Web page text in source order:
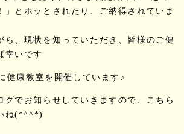
」とホッとされたり、ご納得されていま
ら、現状を知っていただき、皆様のご健
幸いです
健康教室を開催しています♪
グでお知らせしていきますので、こちら
ね(*^^*)